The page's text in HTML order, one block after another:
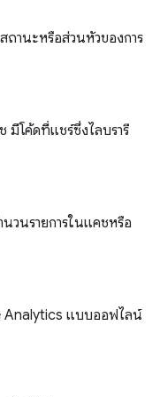
ถานะหรือส่วนหัวของการ
โค้ดที่แชร์ซึ่งไลบรารี
วนรายการในแคชหรือ
Analytics แบบออฟไลน์